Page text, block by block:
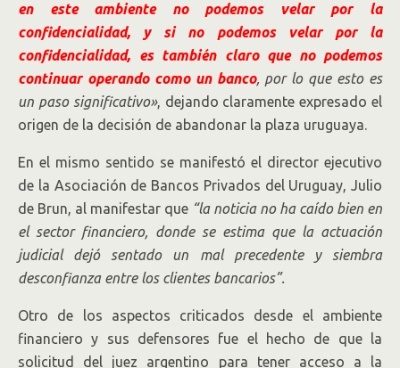
en este ambiente no podemos velar por la
confidencialidad, y si no podemos velar por la
confidencialidad, es también claro que no podemos
continuar operando como un banco, por lo que esto es
un paso significativo», dejando claramente expresado el
origen de la decisión de abandonar la plaza uruguaya.
En el mismo sentido se manifestó el director ejecutivo
de la Asociación de Bancos Privados del Uruguay, Julio
de Brun, al manifestar que “la noticia no ha caído bien en
el sector financiero, donde se estima que la actuación
judicial dejó sentado un mal precedente y siembra
desconfianza entre los clientes bancarios”.
Otro de los aspectos criticados desde el ambiente
financiero y sus defensores fue el hecho de que la
solicitud del juez argentino para tener acceso a la